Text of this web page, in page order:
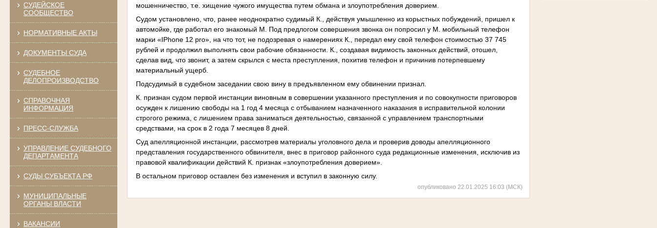
СУДЕЙСКОЕ
СООБЩЕСТВО
НОРМАТИВНЫЕ АКТЫ
ДОКУМЕНТЫ СУДА
СУДЕБНОЕ
ДЕЛОПРОИЗВОДСТВО
СПРАВОЧНАЯ
ИНФОРМАЦИЯ
ПРЕСС-СЛУЖБА
УПРАВЛЕНИЕ СУДЕБНОГО
ДЕПАРТАМЕНТА
СУДЫ СУБЪЕКТА РФ
МУНИЦИПАЛЬНЫЕ
ОРГАНЫ ВЛАСТИ
ВАКАНСИИ
мошенничество, т.е. хищение чужого имущества путем обмана и злоупотребления доверием.
Судом установлено, что, ранее неоднократно судимый К., действуя умышленно из корыстных побуждений, пришел к
автомойке, где работал его знакомый М. Под предлогом совершения звонка он попросил у М. мобильный телефон
марки «IPhone 12 pro», на что тот, не подозревая о намерениях К., передал ему свой телефон стоимостью 37 745
рублей и продолжил выполнять свои рабочие обязанности. К., создавая видимость законных действий, отошел,
сделав вид, что звонит, а затем скрылся с места преступления, похитив телефон и причинив потерпевшему
материальный ущерб.
Подсудимый в судебном заседании свою вину в предъявленном ему обвинении признал.
К. признан судом первой инстанции виновным в совершении указанного преступления и по совокупности приговоров
осужден к лишению свободы на 1 год 4 месяца с отбыванием назначенного наказания в исправительной колонии
строгого режима, с лишением права заниматься деятельностью, связанной с управлением транспортными
средствами, на срок в 2 года 7 месяцев 8 дней.
Суд апелляционной инстанции, рассмотрев материалы уголовного дела и проверив доводы апелляционного
представления государственного обвинителя, внес в приговор районного суда редакционные изменения, исключив из
правовой квалификации действий К. признак «злоупотребления доверием».
В остальном приговор оставлен без изменения и вступил в законную силу.
опубликовано 22.01.2025 16:03 (МСК)